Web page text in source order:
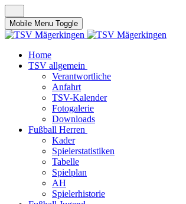
Mobile Menu Toggle
Home
TSV allgemein
Verantwortliche
Anfahrt
TSV-Kalender
Fotogalerie
Downloads
Fußball Herren
Kader
Spielerstatistiken
Tabelle
Spielplan
AH
Spielerhistorie